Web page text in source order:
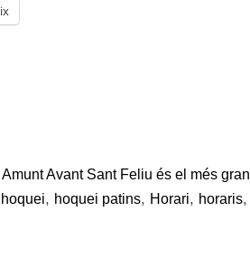
Amunt Avant Sant Feliu és el més gran
hoquei, hoquei patins, Horari, horaris,